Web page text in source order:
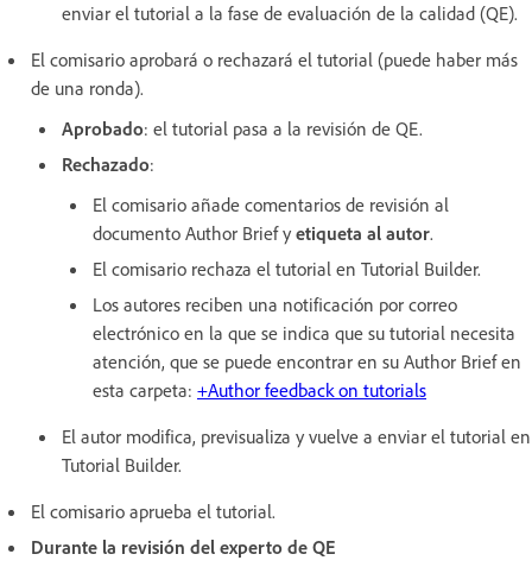
enviar el tutorial a la fase de evaluación de la calidad (QE).
El comisario aprobará o rechazará el tutorial (puede haber más
de una ronda).
Aprobado: el tutorial pasa a la revisión de QE.
Rechazado:
El comisario añade comentarios de revisión al
documento Author Brief y etiqueta al autor.
El comisario rechaza el tutorial en Tutorial Builder.
Los autores reciben una notificación por correo
electrónico en la que se indica que su tutorial necesita
atención, que se puede encontrar en su Author Brief en
esta carpeta: +Author feedback on tutorials
El autor modifica, previsualiza y vuelve a enviar el tutorial en
Tutorial Builder.
El comisario aprueba el tutorial.
Durante la revisión del experto de QE